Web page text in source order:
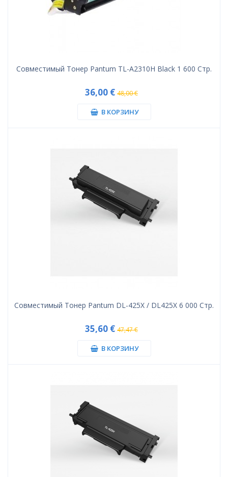
Совместимый Тонер Pantum TL-A2310H Black 1 600 Стр.
36,00 € 48,00 €
В КОРЗИНУ
Совместимый Тонер Pantum DL-425X / DL425X 6 000 Стр.
35,60 € 47,47 €
В КОРЗИНУ